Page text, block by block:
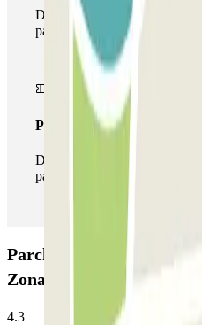
Durante il tuo soggiorno
parcheggi disponibili su
Pass illlimitato
Durante il tuo soggiorno
parcheggio tutte le volte che
Parcheggio SABA Parque
Zona Empresarial do
4.3